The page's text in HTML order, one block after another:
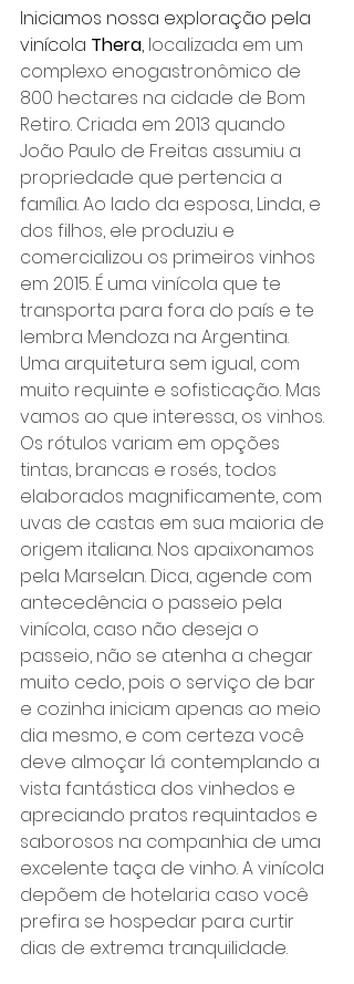
Iniciamos nossa exploração pela
vinícola Thera, localizada em um
complexo enogastronômico de
800 hectares na cidade de Bom
Retiro. Criada em 2013 quando
João Paulo de Freitas assumiu a
propriedade que pertencia a
família. Ao lado da esposa, Linda, e
dos filhos, ele produziu e
comercializou os primeiros vinhos
em 2015. É uma vinícola que te
transporta para fora do país e te
lembra Mendoza na Argentina.
Uma arquitetura sem igual, com
muito requinte e sofisticação. Mas
vamos ao que interessa, os vinhos.
Os rótulos variam em opções
tintas, brancas e rosés, todos
elaborados magnificamente, com
uvas de castas em sua maioria de
origem italiana. Nos apaixonamos
pela Marselan. Dica, agende com
antecedência o passeio pela
vinícola, caso não deseja o
passeio, não se atenha a chegar
muito cedo, pois o serviço de bar
e cozinha iniciam apenas ao meio
dia mesmo, e com certeza você
deve almoçar lá contemplando a
vista fantástica dos vinhedos e
apreciando pratos requintados e
saborosos na companhia de uma
excelente taça de vinho. A vinícola
depõem de hotelaria caso você
prefira se hospedar para curtir
dias de extrema tranquilidade.